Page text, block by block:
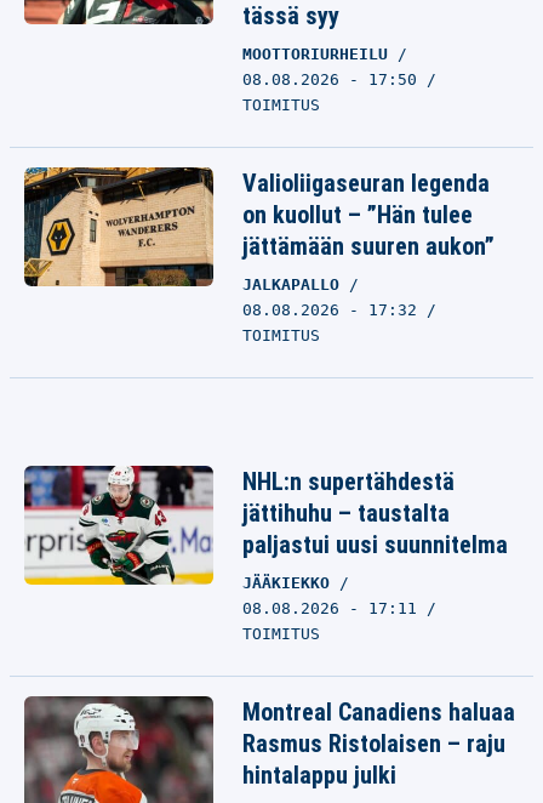
tässä syy
MOOTTORIURHEILU
08.08.2026 - 17:50
TOIMITUS
Valioliigaseuran legenda
on kuollut – ”Hän tulee
jättämään suuren aukon”
JALKAPALLO
08.08.2026 - 17:32
TOIMITUS
NHL:n supertähdestä
jättihuhu – taustalta
paljastui uusi suunnitelma
JÄÄKIEKKO
08.08.2026 - 17:11
TOIMITUS
Montreal Canadiens haluaa
Rasmus Ristolaisen – raju
hintalappu julki